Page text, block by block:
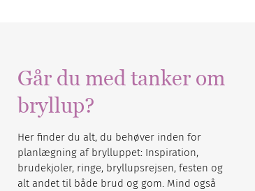
Går du med tanker om
bryllup?
Her finder du alt, du behøver inden for
planlægning af brylluppet: Inspiration,
brudekjoler, ringe, bryllupsrejsen, festen og
alt andet til både brud og gom. Mind også